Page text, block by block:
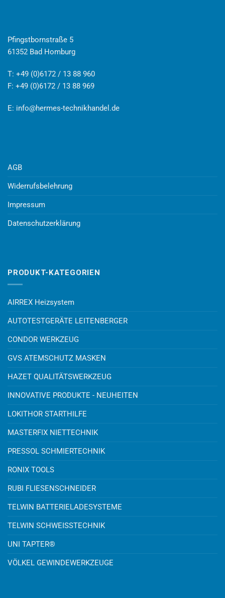
Pfingstbornstraße 5
61352 Bad Homburg
T: +49 (0)6172 / 13 88 960
F: +49 (0)6172 / 13 88 969
E: info@hermes-technikhandel.de
AGB
Widerrufsbelehrung
Impressum
Datenschutzerklärung
PRODUKT-KATEGORIEN
AIRREX Heizsystem
AUTOTESTGERÄTE LEITENBERGER
CONDOR WERKZEUG
GVS ATEMSCHUTZ MASKEN
HAZET QUALITÄTSWERKZEUG
INNOVATIVE PRODUKTE - NEUHEITEN
LOKITHOR STARTHILFE
MASTERFIX NIETTECHNIK
PRESSOL SCHMIERTECHNIK
RONIX TOOLS
RUBI FLIESENSCHNEIDER
TELWIN BATTERIELADESYSTEME
TELWIN SCHWEISSTECHNIK
UNI TAPTER®
VÖLKEL GEWINDEWERKZEUGE